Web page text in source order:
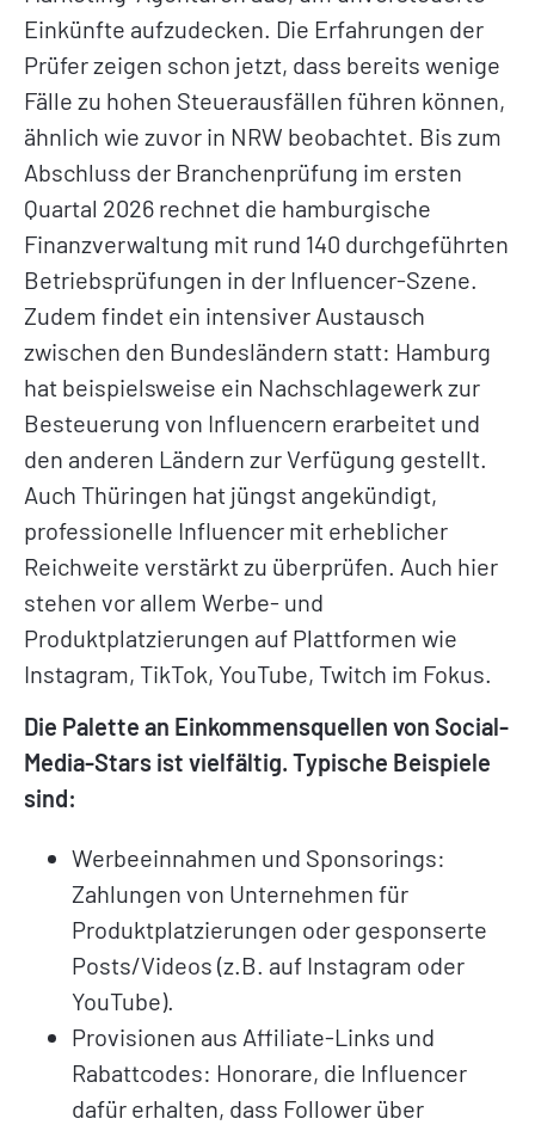
Einkünfte aufzudecken. Die Erfahrungen der
Prüfer zeigen schon jetzt, dass bereits wenige
Fälle zu hohen Steuerausfällen führen können,
ähnlich wie zuvor in NRW beobachtet. Bis zum
Abschluss der Branchenprüfung im ersten
Quartal 2026 rechnet die hamburgische
Finanzverwaltung mit rund 140 durchgeführten
Betriebsprüfungen in der Influencer-Szene.
Zudem findet ein intensiver Austausch
zwischen den Bundesländern statt: Hamburg
hat beispielsweise ein Nachschlagewerk zur
Besteuerung von Influencern erarbeitet und
den anderen Ländern zur Verfügung gestellt.
Auch Thüringen hat jüngst angekündigt,
professionelle Influencer mit erheblicher
Reichweite verstärkt zu überprüfen. Auch hier
stehen vor allem Werbe- und
Produktplatzierungen auf Plattformen wie
Instagram, TikTok, YouTube, Twitch im Fokus.
Die Palette an Einkommensquellen von Social-
Media-Stars ist vielfältig. Typische Beispiele
sind:
Werbeeinnahmen und Sponsorings:
Zahlungen von Unternehmen für
Produktplatzierungen oder gesponserte
Posts/Videos (z.B. auf Instagram oder
YouTube).
Provisionen aus Affiliate-Links und
Rabattcodes: Honorare, die Influencer
dafür erhalten, dass Follower über